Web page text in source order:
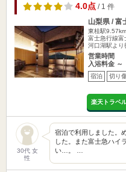
4.0点/ 1 件
山梨県 / 富
東桂駅9.57km
富士急行線
河口湖駅より
営業時間
入浴料金 ～
宿泊 切り
楽天トラベ
30代 女
性
宿泊で利用しました。
した。また富士急ハイ
い…。 …